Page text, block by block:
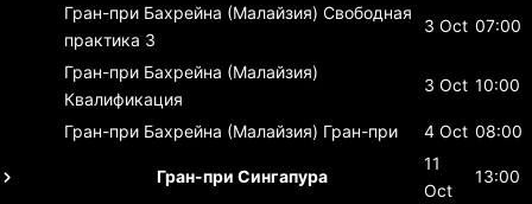
Гран-при Бахрейна (Малайзия) Свободная
практика 3
3 Oct 07:00
Гран-при Бахрейна (Малайзия)
Квалификация
3 Oct 10:00
Гран-при Бахрейна (Малайзия) Гран-при 4 Oct 08:00
Гран-при Сингапура
11
Oct
13:00